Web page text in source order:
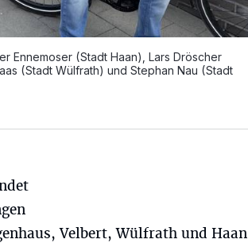
Ennemoser (Stadt Haan), Lars Dröscher
(Stadt Wülfrath) und Stephan Nau (Stadt
Velbert, Wülfrath und Haan